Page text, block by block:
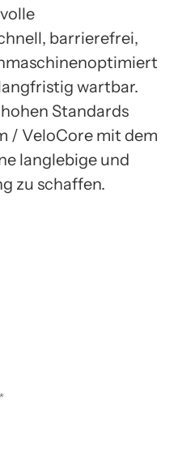
barrierefrei,
wartbar.
Standards
/ VeloCore mit dem
langlebige und
zu schaffen.